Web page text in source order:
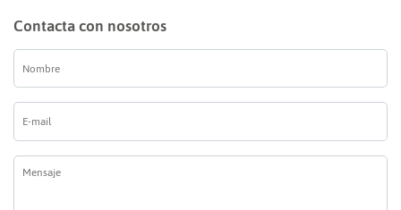
Contacta con nosotros
mail
*
Mensaje